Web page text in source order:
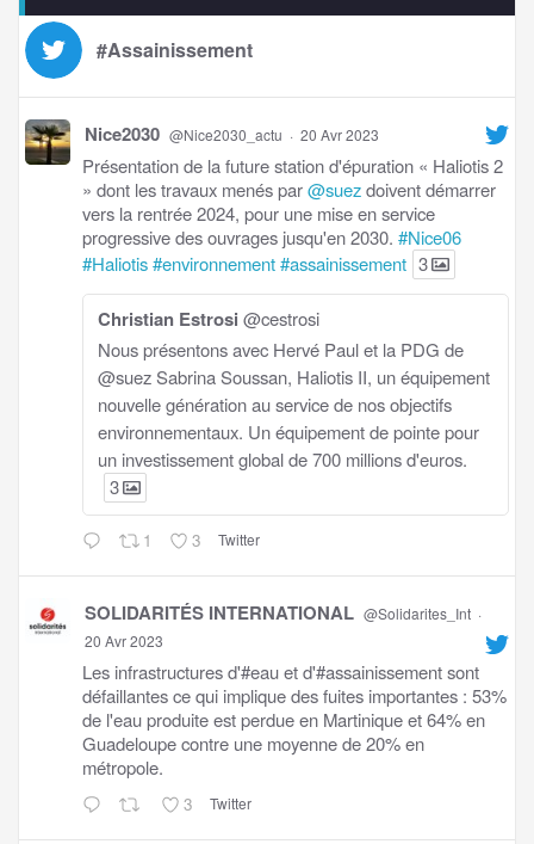
#Assainissement
Nice2030 @Nice2030_actu · 20 Avr 2023
Présentation de la future station d'épuration « Haliotis 2
» dont les travaux menés par@suezdoivent démarrer
vers la rentrée 2024, pour une mise en service
progressive des ouvrages jusqu'en 2030. #Nice06
#Haliotis#environnement#assainissement 3
Christian Estrosi @cestrosi
Nous présentons avec Hervé Paul et la PDG de
@suez Sabrina Soussan, Haliotis II, un équipement
nouvelle génération au service de nos objectifs
environnementaux. Un équipement de pointe pour
un investissement global de 700 millions d'euros.
3
1 3 Twitter
SOLIDARITÉS INTERNATIONAL @Solidarites_Int ·
20 Avr 2023
Les infrastructures d'#eau et d'#assainissement sont
défaillantes ce qui implique des fuites importantes : 53%
de l'eau produite est perdue en Martinique et 64% en
Guadeloupe contre une moyenne de 20% en
métropole.
3 Twitter